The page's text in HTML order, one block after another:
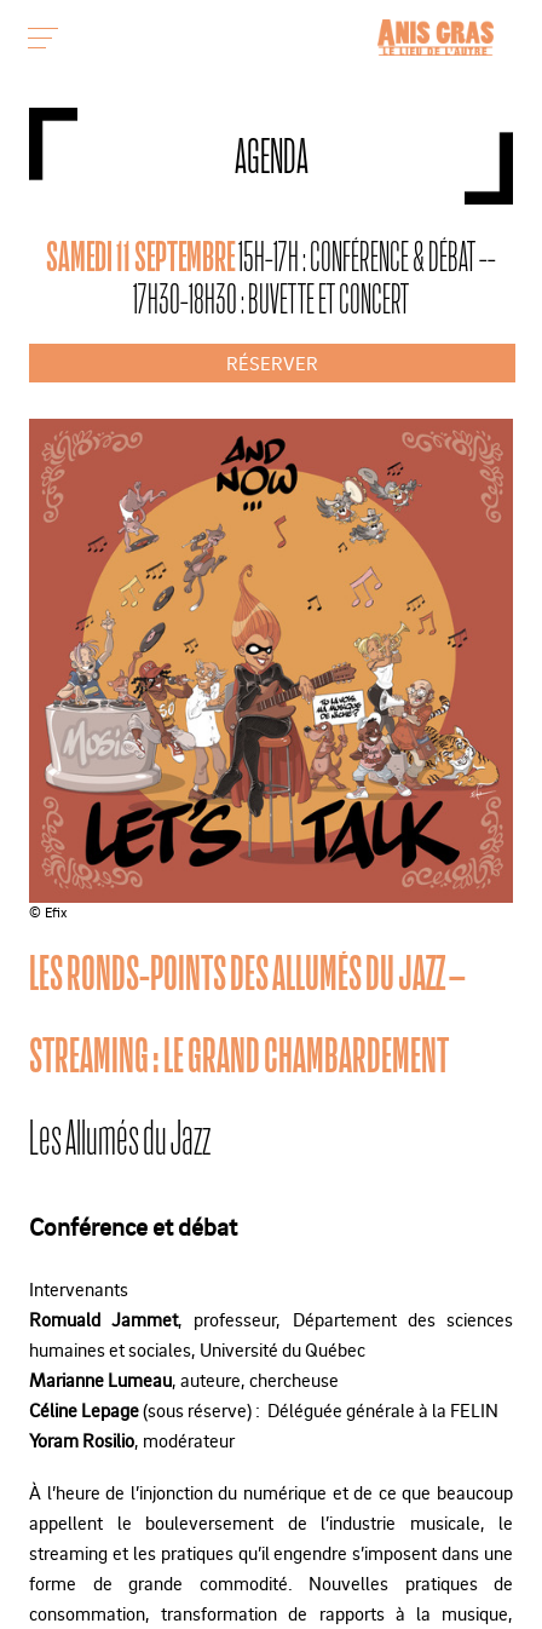
AGENDA
SAMEDI 11 SEPTEMBRE15H-17H : CONFÉRENCE & DÉBAT --
17H30-18H30 : BUVETTE ET CONCERT
RÉSERVER
© Efix
LES RONDS-POINTS DES ALLUMÉS DU JAZZ –
STREAMING : LE GRAND CHAMBARDEMENT
Les Allumés du Jazz
Conférence et débat
Intervenants
Romuald Jammet, professeur, Département des sciences
humaines et sociales, Université du Québec
Marianne Lumeau, auteure, chercheuse
Céline Lepage(sous réserve) : Déléguée générale à la FELIN
Yoram Rosilio, modérateur
À l’heure de l’injonction du numérique et de ce que beaucoup
appellent le bouleversement de l’industrie musicale, le
streaming et les pratiques qu’il engendre s’imposent dans une
forme de grande commodité. Nouvelles pratiques de
consommation, transformation de rapports à la musique,